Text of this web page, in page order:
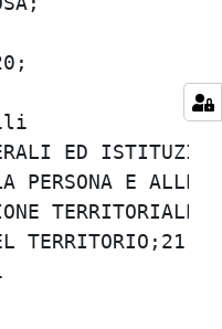
ED
PERSONA E ALLE
TERRITORIO;21.43